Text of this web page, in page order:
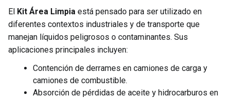
El Kit Área Limpia está pensado para ser utilizado en
diferentes contextos industriales y de transporte que
manejan líquidos peligrosos o contaminantes. Sus
aplicaciones principales incluyen:
Contención de derrames en camiones de carga y
camiones de combustible.
Absorción de pérdidas de aceite y hidrocarburos en